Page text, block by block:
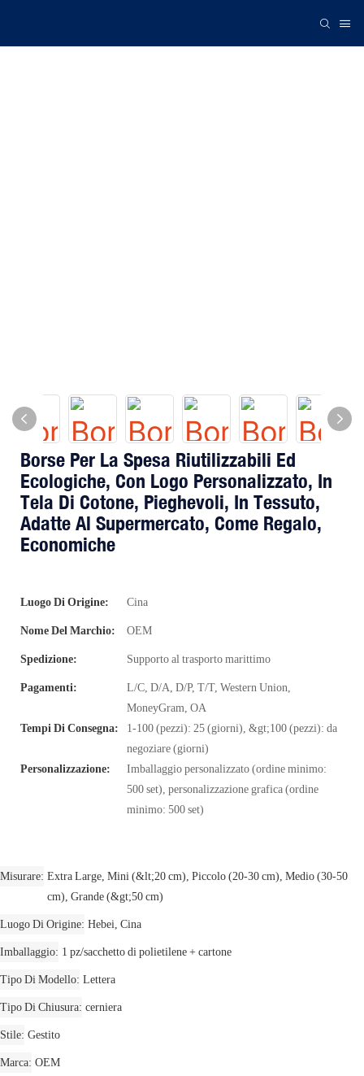
Borse Per La Spesa Riutilizzabili Ed
Ecologiche, Con Logo Personalizzato, In
Tela Di Cotone, Pieghevoli, In Tessuto,
Adatte Al Supermercato, Come Regalo,
Economiche
Luogo Di Origine: Cina
Nome Del Marchio: OEM
Spedizione: Supporto al trasporto marittimo
Pagamenti:
L/C, D/A, D/P, T/T, Western Union,
MoneyGram, OA
Tempi Di Consegna:
1-100 (pezzi): 25 (giorni), &gt;100 (pezzi): da
negoziare (giorni)
Personalizzazione:
Imballaggio personalizzato (ordine minimo:
500 set), personalizzazione grafica (ordine
minimo: 500 set)
Misurare Extra Large, Mini (&lt;20 cm), Piccolo (20-30 cm), Medio (30-50
cm), Grande (&gt;50 cm)
Luogo Di Origine Hebei, Cina
Imballaggio 1 pz/sacchetto di polietilene + cartone
Tipo Di Modello Lettera
Tipo Di Chiusura cerniera
Stile Gestito
Marca OEM